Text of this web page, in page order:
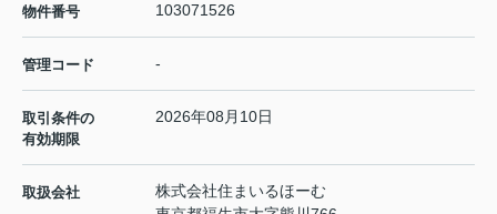
物件番号 103071526
管理コード -
取引条件の
有効期限
2026年08月10日
取扱会社
株式会社住まいるほーむ